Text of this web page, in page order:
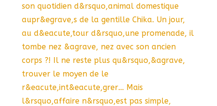
son quotidien d&rsquo,animal domestique
aupr&egrave,s de la gentille Chika. Un jour,
au d&eacute,tour d&rsquo,une promenade, il
tombe nez &agrave, nez avec son ancien
corps ?! Il ne reste plus qu&rsquo,&agrave,
trouver le moyen de le
r&eacute,int&eacute,grer… Mais
l&rsquo,affaire n&rsquo,est pas simple,